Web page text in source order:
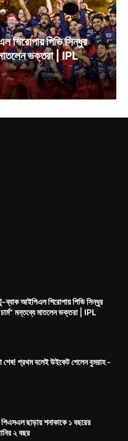
শিরোপায় পিভি সিন্ধুর
মাতলেন ভক্তরা | IPL
ব্যাক আইপিএল শিরোপায় পিভি সিন্ধুর
মন্তব্যে মাতলেন ভক্তরা | IPL
শেষ! প্রথম বলেই উইকেট পেলেন বুমরাহ -
ছাড়ায় শনাকাকে ১ বছরের
২ বছর